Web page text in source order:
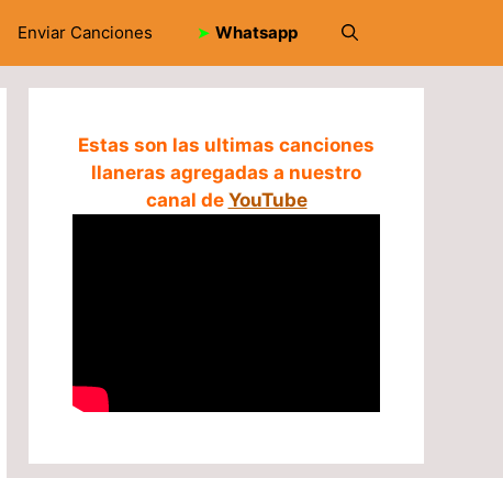
Enviar Canciones ➤ Whatsapp
Estas son las ultimas canciones
llaneras agregadas a nuestro
canal de YouTube